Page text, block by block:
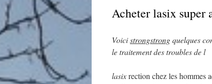
Acheter lasix super
Voicistrongstrongquelques
le traitement des troubles de l
lasixrection chez les hommes